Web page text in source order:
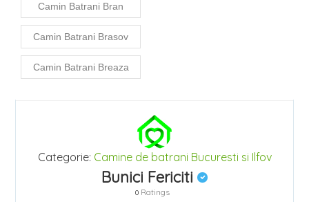
Camin Batrani Bran
Camin Batrani Brasov
Camin Batrani Breaza
Categorie: Camine de batrani Bucuresti si Ilfov
Bunici Fericiti
0 Ratings